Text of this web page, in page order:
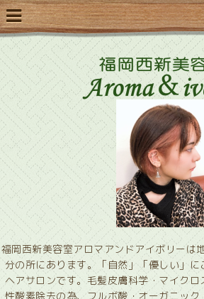
福岡西新美容室アロマアンドアイボリーは
分の所にあります。「自然」「優しい」
ヘアサロンです。毛髪皮膚科学・マイク
性酸素除去の為、フルボ酸・オーガニッ